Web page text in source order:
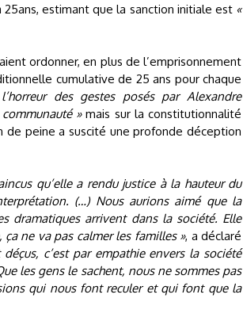
estimant que la sanction initiale est «
ordonner, en plus de l’emprisonnement
cumulative de 25 ans pour chaque
des gestes posés par Alexandre
»mais sur la constitutionnalité
de peine a suscité une profonde déception
qu’elle a rendu justice à la hauteur du
(…) Nous aurions aimé que la
dramatiques arrivent dans la société. Elle
ça ne va pas calmer les familles », a déclaré
c’est par empathie envers la société
les gens le sachent, nous ne sommes pas
qui nous font reculer et qui font que la